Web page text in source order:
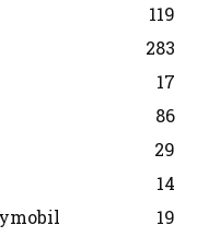
119
283
17
86
29
14
19